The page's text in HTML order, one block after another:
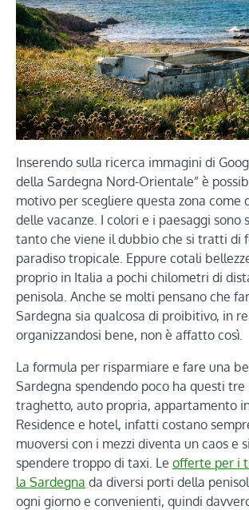
Inserendo sulla ricerca immagini di
della Sardegna Nord-Orientale” è
motivo per scegliere questa zona come
delle vacanze. I colori e i paesaggi sono
tanto che viene il dubbio che si tratti di
paradiso tropicale. Eppure cotali
proprio in Italia a pochi chilometri di
penisola. Anche se molti pensano che
Sardegna sia qualcosa di proibitivo, in
organizzandosi bene, non è affatto così.
La formula per risparmiare e fare una
Sardegna spendendo poco ha questi
traghetto, auto propria, appartamento
Residence e hotel, infatti costano
muoversi con i mezzi diventa un caos e
spendere troppo di taxi. Le offerte per i
la Sardegna da diversi porti della
ogni giorno e convenienti, quindi